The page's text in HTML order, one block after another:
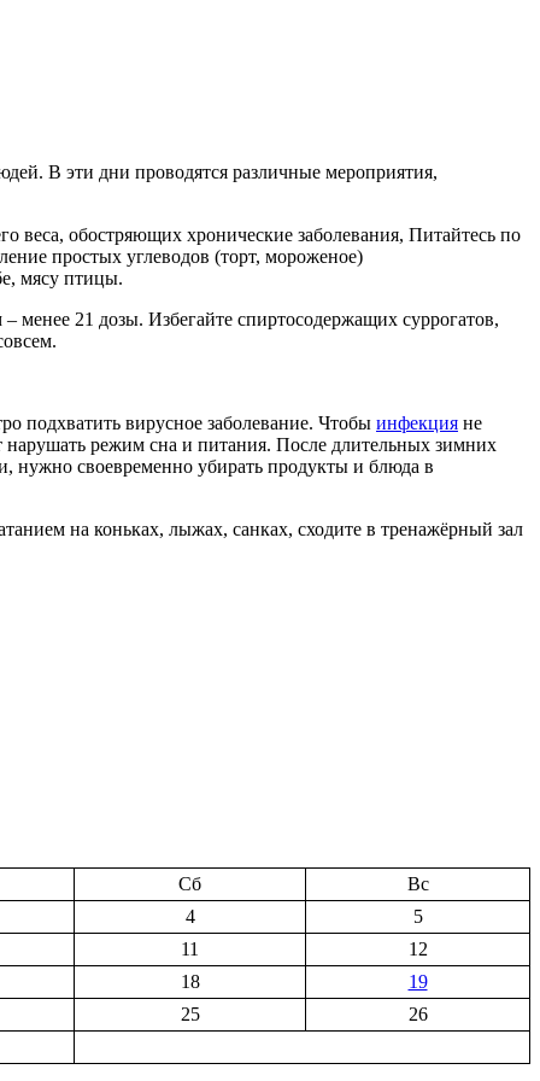
В эти дни проводятся различные мероприятия,
обостряющих хронические заболевания, Питайтесь по
простых углеводов (торт, мороженое)
мясу птицы.
21 дозы. Избегайте спиртосодержащих суррогатов,
подхватить вирусное заболевание. Чтобы инфекция не
нарушать режим сна и питания. После длительных зимних
нужно своевременно убирать продукты и блюда в
на коньках, лыжах, санках, сходите в тренажёрный зал
Сб
Вс
4
5
11
12
18
19
25
26